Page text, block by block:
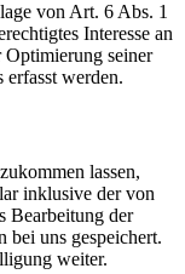
von Art. 6 Abs. 1
Interesse an
Optimierung seiner
erfasst werden.
lassen,
inklusive der von
Bearbeitung der
bei uns gespeichert.
weiter.